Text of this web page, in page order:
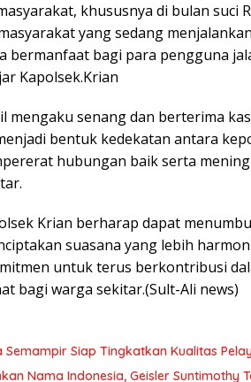
khususnya di bulan suci
yang sedang
bermanfaat bagi para pengguna
Kapolsek.Krian
mengaku senang dan berterima
bentuk kedekatan antara
hubungan baik serta
Krian berharap dapat
suasana yang lebih
untuk terus berkontribusi
bagi warga sekitar.(Sult-Ali news)
Siap Tingkatkan Kualitas
Nama Indonesia, Geisler Suntimothy